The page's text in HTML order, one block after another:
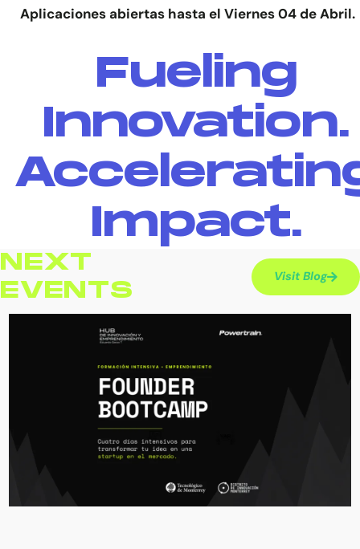
Aplicaciones abiertas hasta el Viernes 04 de Abril.
Fueling
Innovation.
Impact.
NEXT
EVENTS
Visit Blog